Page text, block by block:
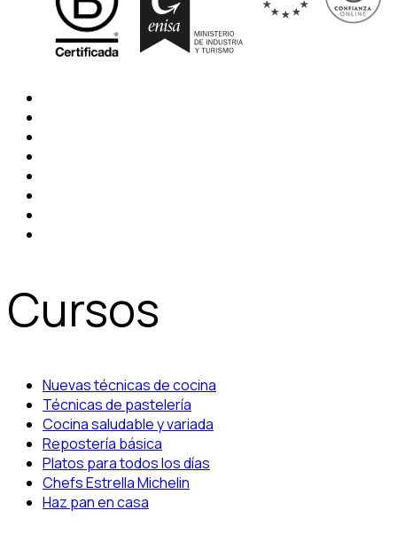
Cursos
Nuevas técnicas de cocina
Técnicas de pastelería
Cocina saludable y variada
Repostería básica
Platos para todos los días
Chefs Estrella Michelin
Haz pan en casa